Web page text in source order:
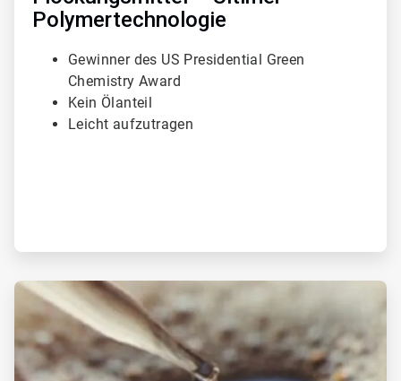
Polymertechnologie
Gewinner des US Presidential Green
Chemistry Award
Kein Ölanteil
Leicht aufzutragen
A
l